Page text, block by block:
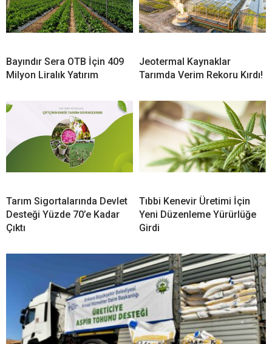
Bayındır Sera OTB İçin 409
Milyon Liralık Yatırım
Jeotermal Kaynaklar
Tarımda Verim Rekoru Kırdı!
Tarım Sigortalarında Devlet
Desteği Yüzde 70’e Kadar
Çıktı
Tıbbi Kenevir Üretimi İçin
Yeni Düzenleme Yürürlüğe
Girdi